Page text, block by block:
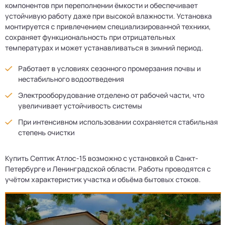
компонентов при переполнении ёмкости и обеспечивает
устойчивую работу даже при высокой влажности. Установка
монтируется с привлечением специализированной техники,
сохраняет функциональность при отрицательных
температурах и может устанавливаться в зимний период.
Работает в условиях сезонного промерзания почвы и
нестабильного водоотведения
Электрооборудование отделено от рабочей части, что
увеличивает устойчивость системы
При интенсивном использовании сохраняется стабильная
степень очистки
Купить Септик Атлос-15 возможно с установкой в Санкт-
Петербурге и Ленинградской области. Работы проводятся с
учётом характеристик участка и объёма бытовых стоков.